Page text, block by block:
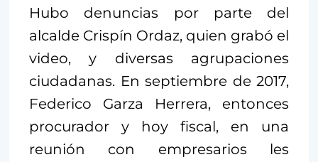
Hubo denuncias por parte del
alcalde Crispín Ordaz, quien grabó el
video, y diversas agrupaciones
ciudadanas. En septiembre de 2017,
Federico Garza Herrera, entonces
procurador y hoy fiscal, en una
reunión con empresarios les